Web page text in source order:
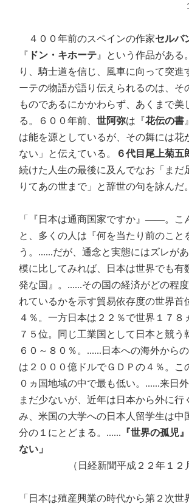
４００年前のスペインの作家セルバ
『 ドン・キホーテ 』という作品がある
り、騎士道を信じ、風車に向って突進
ーテの物語が語り伝えられるのは、そ
ものであるにかかわらず、あくまで美
る。６００年前、世阿弥は『花伝の書
は能を源としているが、その舞には花
ない」と伝えている。
６代目尾上菊五
続けた人生の最後に及んでなお「まだ
りてあの世まで」と辞世の句を詠んだ。
「『日本は通商国家ですか』――。こ
と、多くの人は『何を当たり前のこと
う。......だが、通念と実態にはズレが
模に比してみれば、日本は世界でも有
発な国』。......その国の経済がどの程
れているかを示す貿易依存度の世界首
４％。一方日本は２２％で世界１７８
７５位。同じ工業国として日本と競う
６０～８０％。......日本への海外から
は２０００億ドルでＧＤＰの４％。こ
０ヵ国地域の中で最も低い。......来日
まだ少ないが、近年は日本から外に行
み、米国の大学への日本人留学生は中
分の１にとどまる。...... 『世界の孤児
ない」
（日経新聞平成２２年１２
「日本は殖産興業の時代から第２次世